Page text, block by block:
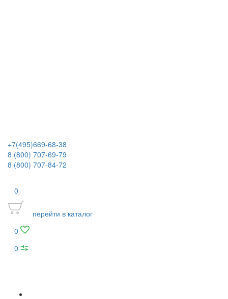
+7(495)669-68-38
8 (800) 707-69-79
8 (800) 707-84-72
0
перейти в каталог
0
0